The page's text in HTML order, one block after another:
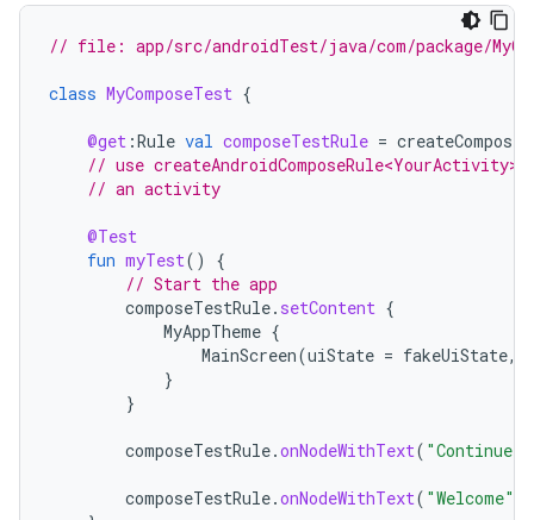
// file: app/src/androidTest/java/com/package/
class MyComposeTest {
@get :Rule val composeTestRule =
// use
// an activity
@Test
fun myTest()
{
// Start the app
composeTestRule. setContent {
MyAppTheme {
MainScreen(uiState = fakeUiState,
}
}
composeTestRule.onNodeWithText( "Continue"
composeTestRule.onNodeWithText( "Welcome"